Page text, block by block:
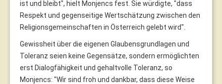
ist und bleibt", hielt Monjencs fest. Sie würdigte, "dass
Respekt und gegenseitige Wertschätzung zwischen den
Religionsgemeinschaften in Österreich gelebt wird".
Gewissheit über die eigenen Glaubensgrundlagen und
Toleranz seien keine Gegensätze, sondern ermöglichten
erst Dialogfähigkeit und gehaltvolle Toleranz, so
Monjencs: "Wir sind froh und dankbar, dass diese Weise